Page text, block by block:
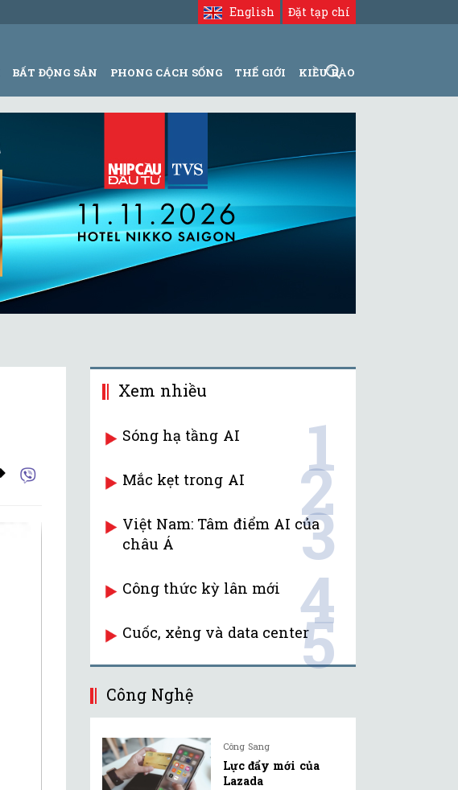
Đặt tạp chí
English
BẤT ĐỘNG SẢN PHONG CÁCH SỐNG THẾ GIỚI KIỀU BÀO
Xem nhiều
Sóng hạ tầng AI 1
Mắc kẹt trong AI 2
Việt Nam: Tâm điểm AI của
châu Á
3
Công thức kỳ lân mới 4
Cuốc, xẻng và data center5
Công Nghệ
Công Sang
Lực đẩy mới của
Lazada